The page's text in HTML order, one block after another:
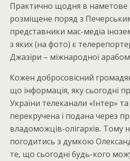
Практично щодня в наметове
розміщене поряд з
представники мас-медіа
з яких (на фото) є
Джазіри – міжнародної
Кожен добросовісний
що інформація, яку сьогодні
України телеканали «Інтер»
перекручена і подана через
владоможців-олігархів. Тому
погодитись з думкою
те, що сьогодні будь-кого